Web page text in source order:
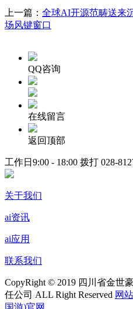
上一篇： 全球AI开源范畴送来
场风键窗口
QQ咨询
在线留言
返回顶部
工作日9:00 - 18:00 拨打 028-
关于我们
ai资讯
ai应用
联系我们
CopyRight © 2019 四川省金世
任公司 ALL Right Reserved 网
国游)官网